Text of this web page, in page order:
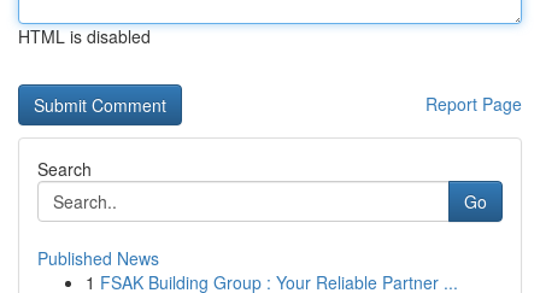
HTML is disabled
Report Page
Search
Go
Published News
1 FSAK Building Group : Your Reliable Partner ...